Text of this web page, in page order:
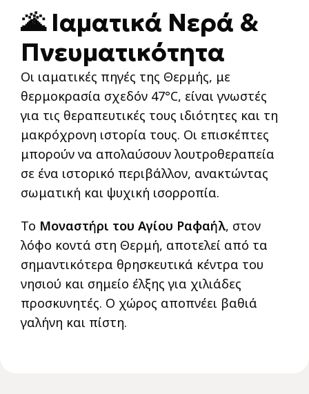
🌋 Ιαματικά Νερά &
Πνευματικότητα
Οι ιαματικές πηγές της Θερμής, με
θερμοκρασία σχεδόν 47°C, είναι γνωστές
για τις θεραπευτικές τους ιδιότητες και τη
μακρόχρονη ιστορία τους. Οι επισκέπτες
μπορούν να απολαύσουν λουτροθεραπεία
σε ένα ιστορικό περιβάλλον, ανακτώντας
σωματική και ψυχική ισορροπία.
Το Μοναστήρι του Αγίου Ραφαήλ, στον
λόφο κοντά στη Θερμή, αποτελεί από τα
σημαντικότερα θρησκευτικά κέντρα του
νησιού και σημείο έλξης για χιλιάδες
προσκυνητές. Ο χώρος αποπνέει βαθιά
γαλήνη και πίστη.